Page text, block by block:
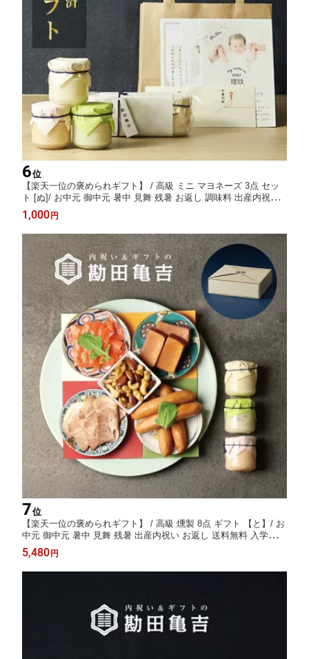
6位
【楽天一位の褒められギフト】 / 高級 ミニ マヨネーズ 3点 セッ
ト [ぬ]/ お中元 御中元 暑中 見舞 残暑 お返し 調味料 出産内祝い
プチギフト 内祝い 出産祝い 結婚内祝い 結婚祝い 出産 結婚 お返
し 調味料 新築内祝い 1000円 ギフト 手土産 おしゃれ 人気
1,000 円
7位
【楽天一位の褒められギフト】 / 高級 燻製 8点 ギフト 【と】/ お
中元 御中元 暑中 見舞 残暑 出産内祝い お返し 送料無料 入学内祝
い 内祝い 出産祝い 結婚内祝い 結婚祝い 出産 結婚 新築内祝い 新
築祝い お礼 5000円 ギフトセット おしゃれ 高級感 人気
5,480 円